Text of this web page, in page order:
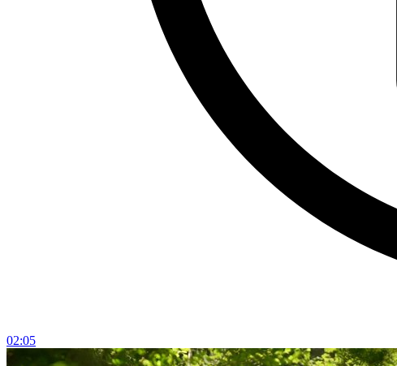
02:05